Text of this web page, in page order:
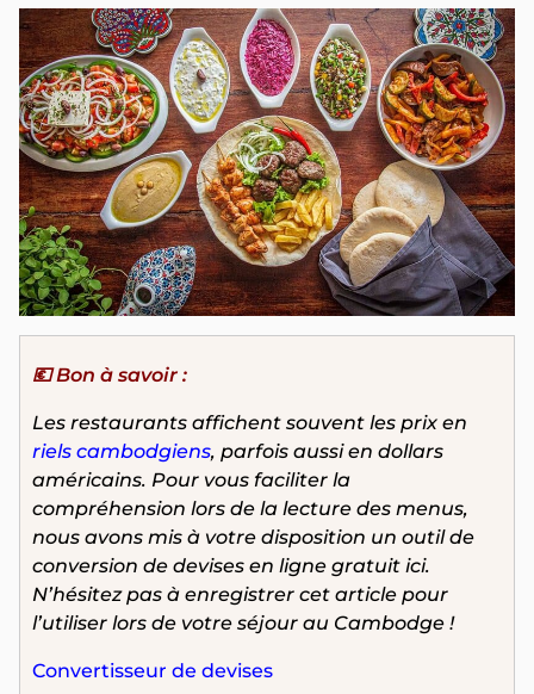
💶 Bon à savoir :
Les restaurants affichent souvent les prix en
riels cambodgiens, parfois aussi en dollars
américains. Pour vous faciliter la
compréhension lors de la lecture des menus,
nous avons mis à votre disposition un outil de
conversion de devises en ligne gratuit ici.
N’hésitez pas à enregistrer cet article pour
l’utiliser lors de votre séjour au Cambodge !
Convertisseur de devises